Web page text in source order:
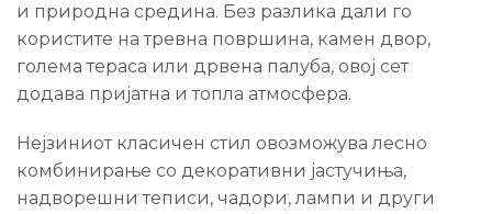
и природна средина. Без разлика дали го
користите на тревна површина, камен двор,
голема тераса или дрвена палуба, овој сет
додава пријатна и топла атмосфера.
Нејзиниот класичен стил овозможува лесно
комбинирање со декоративни јастучиња,
надворешни теписи, чадори, лампи и други